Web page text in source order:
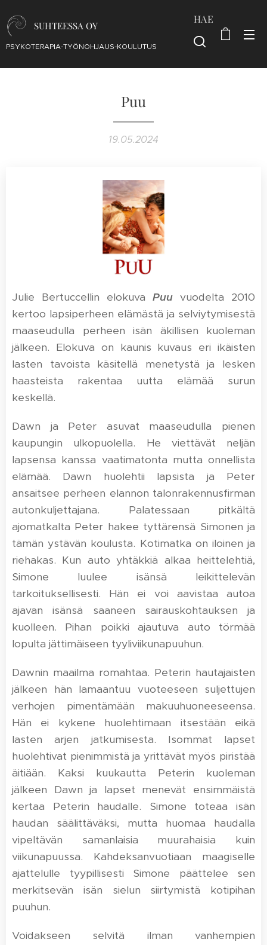
SUHTEESSA OY
PSYKOTERAPIA-TYÖNOHJAUS-KOULUTUS
HAE
Puu
19.05.2024
Julie Bertuccellin elokuva Puu vuodelta 2010
kertoo lapsiperheen elämästä ja selviytymisestä
maaseudulla perheen isän äkillisen kuoleman
jälkeen. Elokuva on kaunis kuvaus eri ikäisten
lasten tavoista käsitellä menetystä ja lesken
haasteista rakentaa uutta elämää surun
keskellä.
Dawn ja Peter asuvat maaseudulla pienen
kaupungin ulkopuolella. He viettävät neljän
lapsensa kanssa vaatimatonta mutta onnellista
elämää. Dawn huolehtii lapsista ja Peter
ansaitsee perheen elannon talonrakennusfirman
autonkuljettajana. Palatessaan pitkältä
ajomatkalta Peter hakee tyttärensä Simonen ja
tämän ystävän koulusta. Kotimatka on iloinen ja
riehakas. Kun auto yhtäkkiä alkaa heittelehtiä,
Simone luulee isänsä leikittelevän
tarkoituksellisesti. Hän ei voi aavistaa autoa
ajavan isänsä saaneen sairauskohtauksen ja
kuolleen. Pihan poikki ajautuva auto törmää
lopulta jättimäiseen tyyliviikunapuuhun.
Dawnin maailma romahtaa. Peterin hautajaisten
jälkeen hän lamaantuu vuoteeseen suljettujen
verhojen pimentämään makuuhuoneeseensa.
Hän ei kykene huolehtimaan itsestään eikä
lasten arjen jatkumisesta. Isommat lapset
huolehtivat pienimmistä ja yrittävät myös piristää
äitiään. Kaksi kuukautta Peterin kuoleman
jälkeen Dawn ja lapset menevät ensimmäistä
kertaa Peterin haudalle. Simone toteaa isän
haudan säälittäväksi, mutta huomaa haudalla
vipeltävän samanlaisia muurahaisia kuin
viikunapuussa. Kahdeksanvuotiaan maagiselle
ajattelulle tyypillisesti Simone päättelee sen
merkitsevän isän sielun siirtymistä kotipihan
puuhun.
Voidakseen selvitä ilman vanhempien